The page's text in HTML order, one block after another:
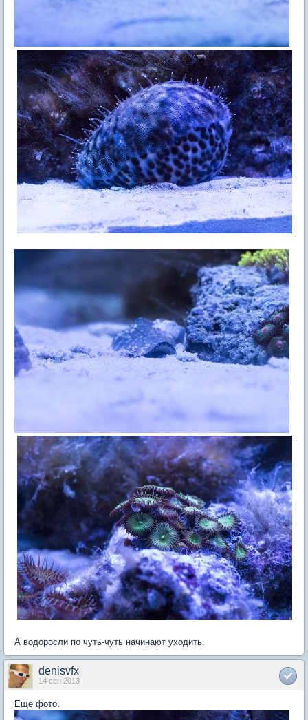
А водоросли по чуть-чуть начинают уходить.
denisvfx
14 сен 2013
Еще фото.